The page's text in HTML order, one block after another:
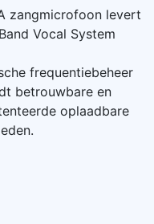
zangmicrofoon levert
Vocal System
frequentiebeheer
betrouwbare en
oplaadbare